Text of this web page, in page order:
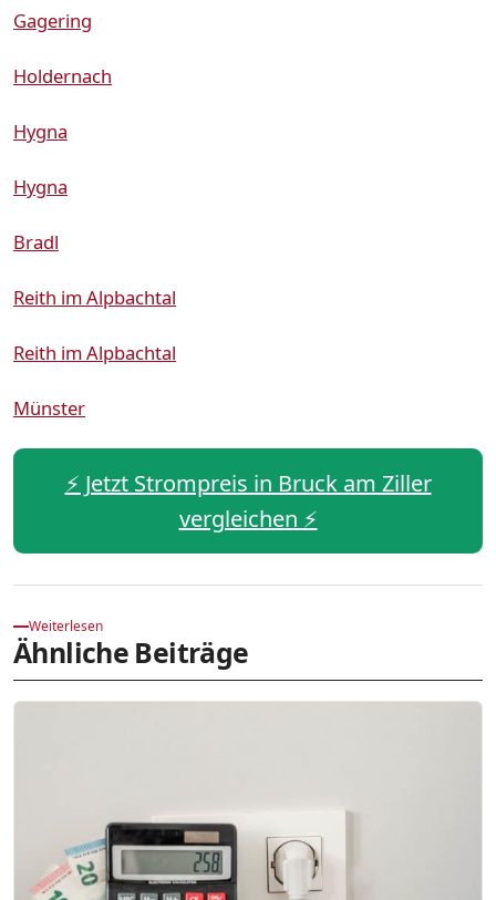
Gagering
Holdernach
Hygna
Hygna
Bradl
Reith im Alpbachtal
Reith im Alpbachtal
Münster
⚡️ Jetzt Strompreis in Bruck am Ziller
vergleichen ⚡️
Weiterlesen
Ähnliche Beiträge